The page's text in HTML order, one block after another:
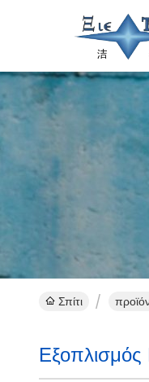
Σπίτι